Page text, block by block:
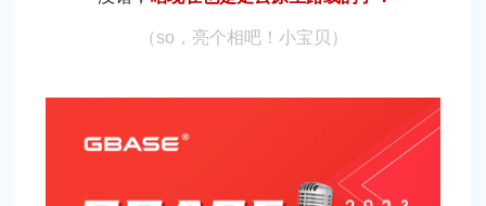
（so，亮个相吧！小宝贝）